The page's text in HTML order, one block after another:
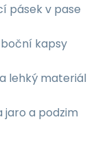
pásek v pase
kapsy
lehký materiál
jaro a podzim